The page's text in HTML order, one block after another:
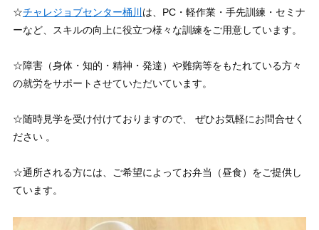
☆チャレジョブセンター桶川 は、PC・軽作業・手先訓練・セミナ
ーなど、スキルの向上に役立つ様々な訓練をご用意しています。
☆障害（身体・知的・精神・発達）や難病等をもたれている方々
の就労をサポートさせていただいています。
☆随時見学を受け付けておりますので、 ぜひお気軽にお問合せく
ださい 。
☆通所される方には、ご希望によってお弁当（昼食）をご提供し
ています。